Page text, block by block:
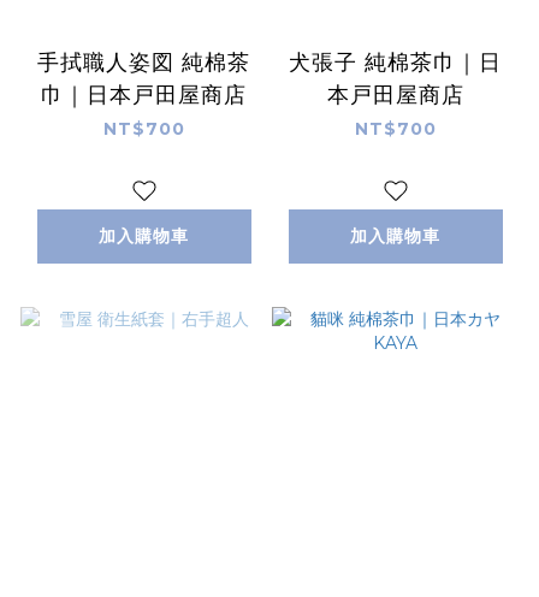
手拭職人姿図 純棉茶
巾｜日本戸田屋商店
NT$700
加入購物車
犬張子 純棉茶巾｜日
本戸田屋商店
NT$700
加入購物車